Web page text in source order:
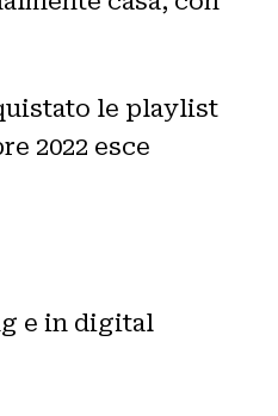
le playlist
2022 esce
e in digital